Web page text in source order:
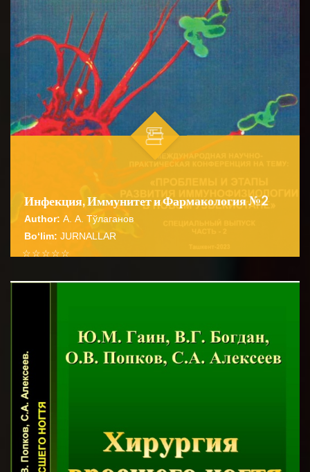
Инфекция, Иммунитет и Фармакология №2
Author: А. А. Тўлаганов
Bo‘lim: JURNALLAR
☆
☆
☆
☆
☆
В данной статье в кратком обзоре литературы